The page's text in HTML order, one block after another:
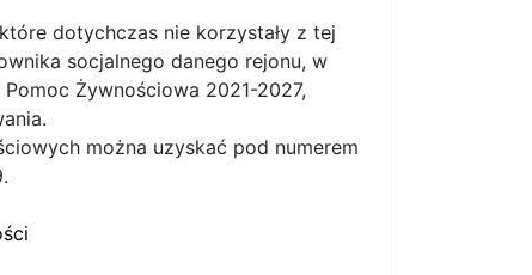
dotychczas nie korzystały z tej
socjalnego danego rejonu, w
Żywnościowa 2021-2027,
można uzyskać pod numerem